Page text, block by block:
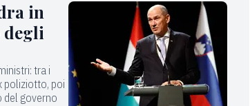
in
degli
tra i
poliziotto, poi
del governo